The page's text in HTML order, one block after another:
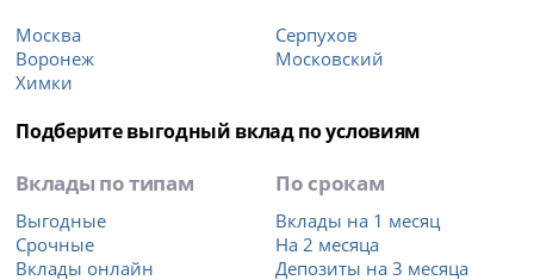
Москва
Воронеж
Химки
Серпухов
Московский
Подберите выгодный вклад по условиям
Вклады по типам
Выгодные
Срочные
Вклады онлайн
По срокам
Вклады на 1 месяц
На 2 месяца
Депозиты на 3 месяца